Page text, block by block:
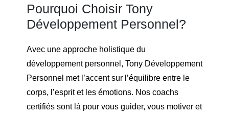
Pourquoi Choisir Tony
Développement Personnel?
Avec une approche holistique du
développement personnel, Tony Développement
Personnel met l’accent sur l’équilibre entre le
corps, l’esprit et les émotions. Nos coachs
certifiés sont là pour vous guider, vous motiver et